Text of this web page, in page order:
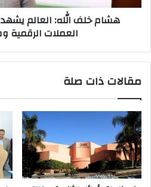
تبني
العملاتهشام خلف الله: العالم
العملات الرقمية
مقالات ذات صلة